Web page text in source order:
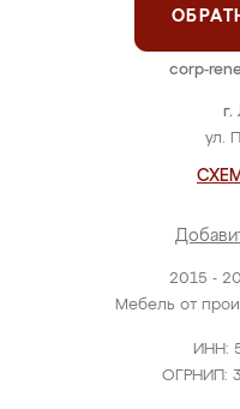
2015 -
Мебель от
ИНН:
ОГРНИП:
г.
ул.
corp-